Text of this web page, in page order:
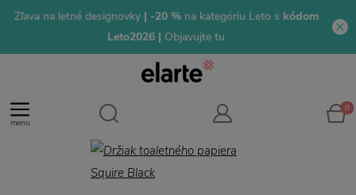
Zľava na letné designovky| -20 % na kategóriu Leto s kódom
Leto2026 | Objavujte tu
menu
0